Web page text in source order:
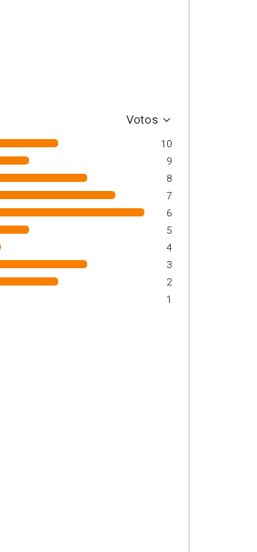
Votos
10
9
8
7
6
5
4
3
2
1